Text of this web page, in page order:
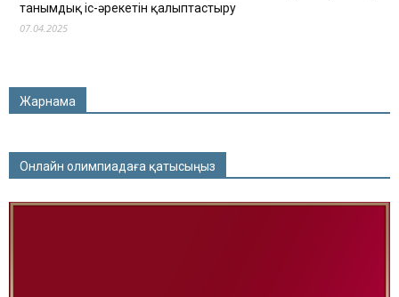
танымдық іс-әрекетін қалыптастыру
07.04.2025
Жарнама
Онлайн олимпиадаға қатысыңыз